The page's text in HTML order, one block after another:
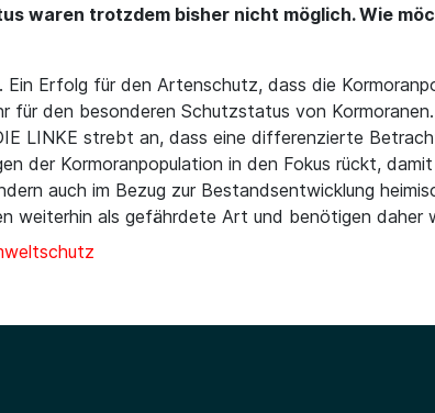
waren trotzdem bisher nicht möglich. Wie
Erfolg für den Artenschutz, dass die
für den besonderen Schutzstatus von
LINKE strebt an, dass eine differenzierte
der Kormoranpopulation in den Fokus rückt,
auch im Bezug zur Bestandsentwicklung
weiterhin als gefährdete Art und benötigen